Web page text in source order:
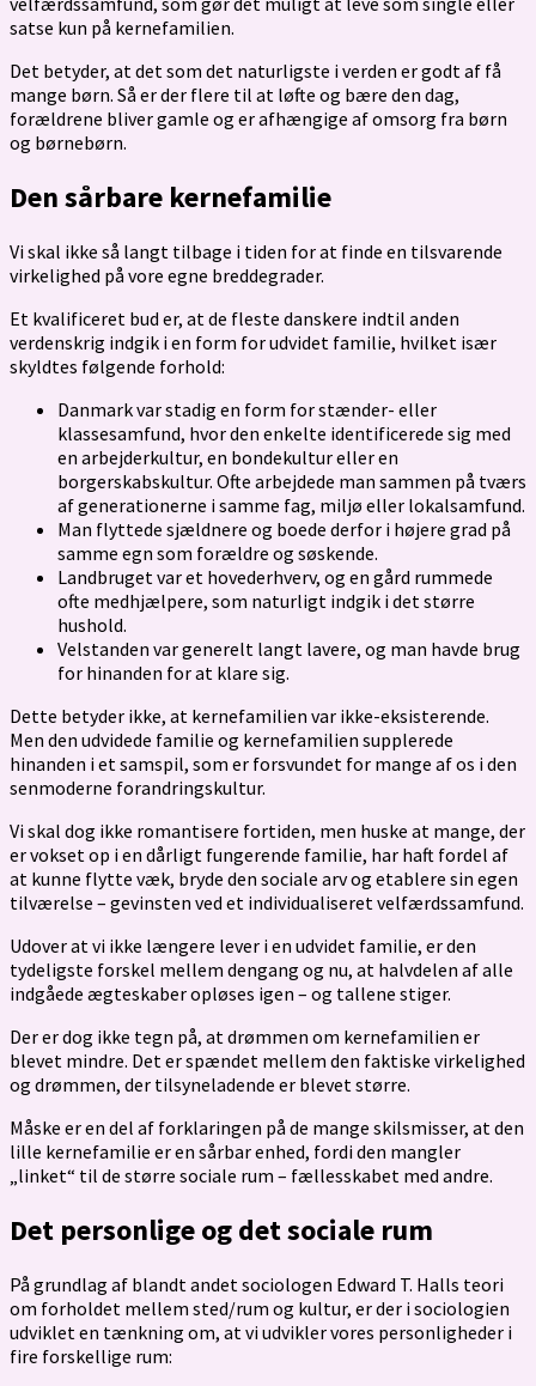
satse kun på kernefamilien.
Det betyder, at det som det naturligste i verden er godt af få
mange børn. Så er der flere til at løfte og bære den dag,
forældrene bliver gamle og er afhængige af omsorg fra børn
og børnebørn.
Den sårbare kernefamilie
Vi skal ikke så langt tilbage i tiden for at finde en tilsvarende
virkelighed på vore egne breddegrader.
Et kvalificeret bud er, at de fleste danskere indtil anden
verdenskrig indgik i en form for udvidet familie, hvilket især
skyldtes følgende forhold:
Danmark var stadig en form for stænder- eller
klassesamfund, hvor den enkelte identificerede sig med
en arbejderkultur, en bondekultur eller en
borgerskabskultur. Ofte arbejdede man sammen på tværs
af generationerne i samme fag, miljø eller lokalsamfund.
Man flyttede sjældnere og boede derfor i højere grad på
samme egn som forældre og søskende.
Landbruget var et hovederhverv, og en gård rummede
ofte medhjælpere, som naturligt indgik i det større
hushold.
Velstanden var generelt langt lavere, og man havde brug
for hinanden for at klare sig.
Dette betyder ikke, at kernefamilien var ikke-eksisterende.
Men den udvidede familie og kernefamilien supplerede
hinanden i et samspil, som er forsvundet for mange af os i den
senmoderne forandringskultur.
Vi skal dog ikke romantisere fortiden, men huske at mange, der
er vokset op i en dårligt fungerende familie, har haft fordel af
at kunne flytte væk, bryde den sociale arv og etablere sin egen
tilværelse – gevinsten ved et individualiseret velfærdssamfund.
Udover at vi ikke længere lever i en udvidet familie, er den
tydeligste forskel mellem dengang og nu, at halvdelen af alle
indgåede ægteskaber opløses igen – og tallene stiger.
Der er dog ikke tegn på, at drømmen om kernefamilien er
blevet mindre. Det er spændet mellem den faktiske virkelighed
og drømmen, der tilsyneladende er blevet større.
Måske er en del af forklaringen på de mange skilsmisser, at den
lille kernefamilie er en sårbar enhed, fordi den mangler
„linket“ til de større sociale rum – fællesskabet med andre.
Det personlige og det sociale rum
På grundlag af blandt andet sociologen Edward T. Halls teori
om forholdet mellem sted/rum og kultur, er der i sociologien
udviklet en tænkning om, at vi udvikler vores personligheder i
fire forskellige rum: